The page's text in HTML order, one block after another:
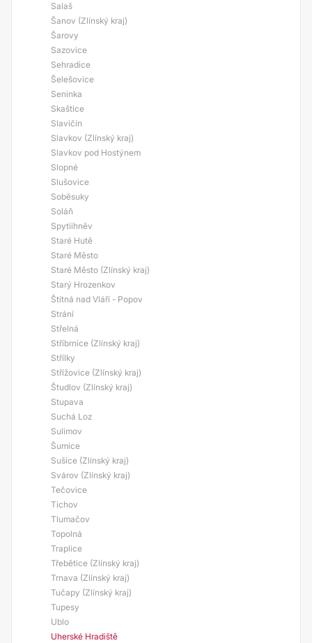
Salaš
Šanov (Zlínský kraj)
Šarovy
Sazovice
Sehradice
Šelešovice
Seninka
Skaštice
Slavičín
Slavkov (Zlínský kraj)
Slavkov pod Hostýnem
Slopné
Slušovice
Soběsuky
Soláň
Spytiihněv
Staré Hutě
Staré Město
Staré Město (Zlínský kraj)
Starý Hrozenkov
Štítná nad Vláří - Popov
Strání
Střelná
Stříbrnice (Zlínský kraj)
Střílky
Střížovice (Zlínský kraj)
Študlov (Zlínský kraj)
Stupava
Suchá Loz
Sulimov
Šumice
Sušice (Zlínský kraj)
Svárov (Zlínský kraj)
Tečovice
Tichov
Tlumačov
Topolná
Traplice
Třebětice (Zlínský kraj)
Trnava (Zlínský kraj)
Tučapy (Zlínský kraj)
Tupesy
Ublo
Uherské Hradiště